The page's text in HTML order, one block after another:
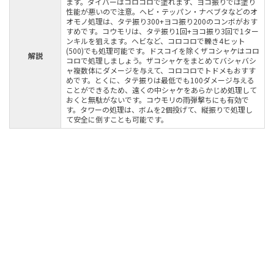
解説
性能が悪いので注意。ヘビ・テッパン・ナベブタなどのオ
オモノ処理は、タテ振り300+ヨコ振り200のコンボがおす
すめです。コウモリは、タテ振り1回+ヨコ振り3回で1ター
ンキルを狙えます。ヘビなど、コロコロで轢き4ヒット
(500)でも処理可能です。ドスコイを除くザコシャケはコロ
コロで処理しましょう。ザコシャケをまとめてバシャバシ
ャ複数体にダメージを与えて、コロコロでトドメもおすす
めです。とくに、タテ振りは最低でも100ダメージ与える
ことができるため、遠くの中シャケをあらかじめ処理して
おくと無駄がないです。コウモリの雨弾撃ちにも有効で
す。タワーの処理は、ボムを2個投げて、縦振りで処理し
て安全に倒すことも可能です。